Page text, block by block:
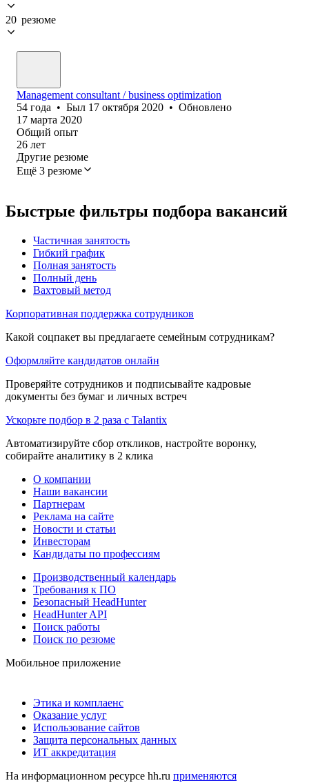
20 резюме
Management consultant / business optimization
54 года • Был 17 октября 2020 • Обновлено
17 марта 2020
Общий опыт
26 лет
Другие резюме
Ещё 3 резюме
Быстрые фильтры подбора вакансий
Частичная занятость
Гибкий график
Полная занятость
Полный день
Вахтовый метод
Корпоративная поддержка сотрудников
Какой соцпакет вы предлагаете семейным сотрудникам?
Оформляйте кандидатов онлайн
Проверяйте сотрудников и подписывайте кадровые
документы без бумаг и личных встреч
Ускорьте подбор в 2 раза с Talantix
Автоматизируйте сбор откликов, настройте воронку,
собирайте аналитику в 2 клика
О компании
Наши вакансии
Партнерам
Реклама на сайте
Новости и статьи
Инвесторам
Кандидаты по профессиям
Производственный календарь
Требования к ПО
Безопасный HeadHunter
HeadHunter API
Поиск работы
Поиск по резюме
Мобильное приложение
Этика и комплаенс
Оказание услуг
Использование сайтов
Защита персональных данных
ИТ аккредитация
На информационном ресурсе hh.ru применяются